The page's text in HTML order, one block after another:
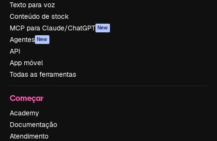
Texto para voz
Conteúdo de stock
MCP para Claude/ChatGPT New
Agentes New
API
App móvel
Todas as ferramentas
Começar
Academy
Documentação
Atendimento